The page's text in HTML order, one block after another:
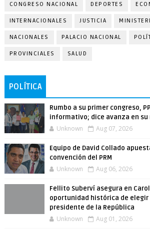
CONGRESO NACIONAL DEPORTES
INTERNACIONALES JUSTICIA
NACIONALES PALACIO NACIONAL
PROVINCIALES SALUD
POLÍTICA
Rumbo a su primer congreso,
informativo; dice avanza en
Unknown Aug 07, 2026
Equipo de David Collado
convención del PRM
Unknown Aug 06, 2026
Fellito Suberví asegura en
oportunidad histórica de
presidente de la República
Unknown Aug 01, 2026